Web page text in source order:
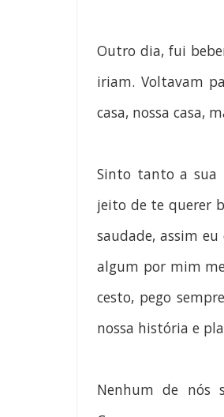
Outro dia, fui
iriam. Voltavam
casa, nossa casa,
Sinto tanto a sua
jeito de te querer
saudade, assim
algum por mim
cesto, pego
nossa história e
Nenhum de nós